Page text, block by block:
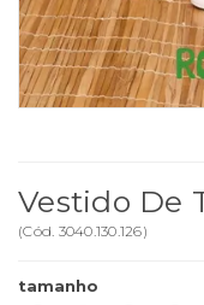
Vestido De
(Cód. 3040.130.126)
tamanho